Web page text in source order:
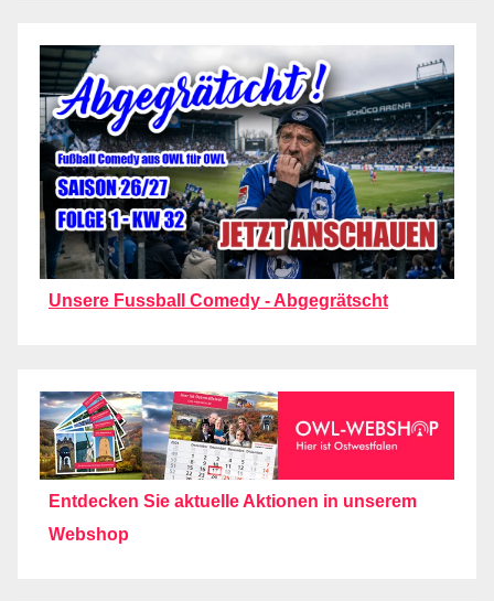
Unsere Fussball Comedy - Abgegrätscht
Entdecken Sie aktuelle Aktionen in unserem
Webshop